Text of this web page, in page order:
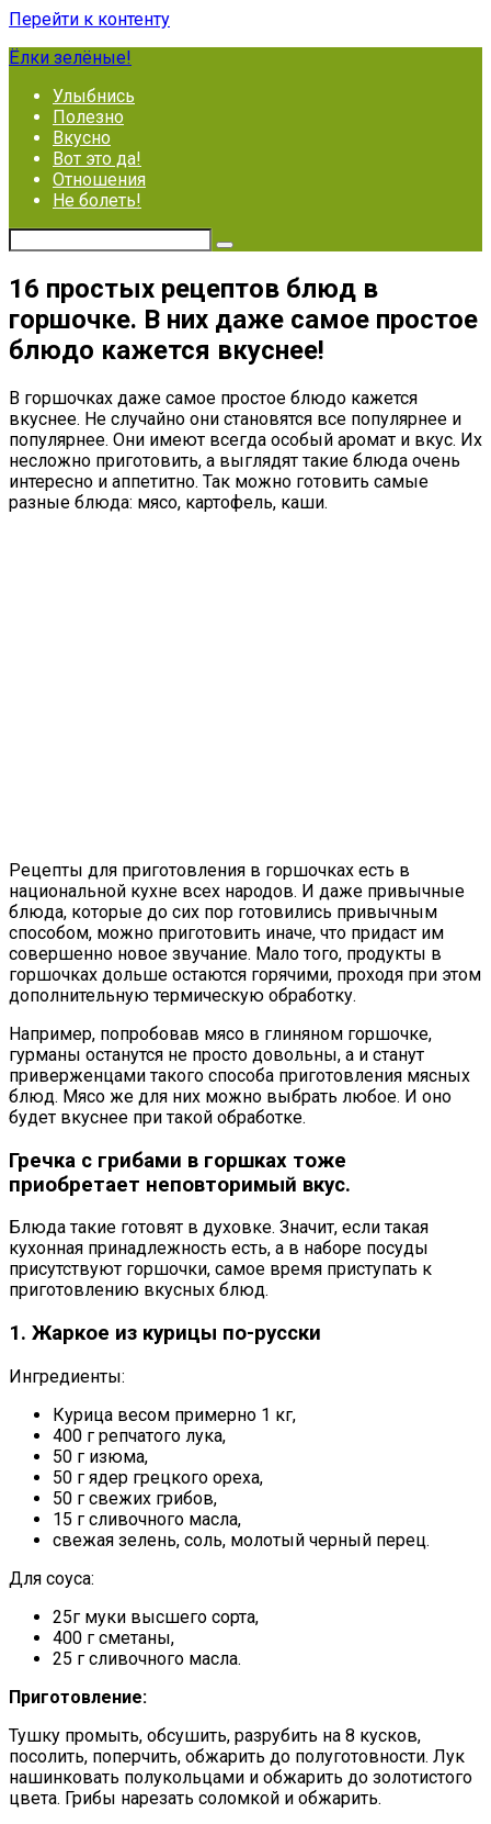
Перейти к контенту
Ёлки зелёные!
Улыбнись
Полезно
Вкусно
Вот это да!
Отношения
Не болеть!
16 простых рецептов блюд в
горшочке. В них даже самое простое
блюдо кажется вкуснее!
В горшочках даже самое простое блюдо кажется
вкуснее. Не случайно они становятся все популярнее и
популярнее. Они имеют всегда особый аромат и вкус. Их
несложно приготовить, а выглядят такие блюда очень
интересно и аппетитно. Так можно готовить самые
разные блюда: мясо, картофель, каши.
Рецепты для приготовления в горшочках есть в
национальной кухне всех народов. И даже привычные
блюда, которые до сих пор готовились привычным
способом, можно приготовить иначе, что придаст им
совершенно новое звучание. Мало того, продукты в
горшочках дольше остаются горячими, проходя при этом
дополнительную термическую обработку.
Например, попробовав мясо в глиняном горшочке,
гурманы останутся не просто довольны, а и станут
приверженцами такого способа приготовления мясных
блюд. Мясо же для них можно выбрать любое. И оно
будет вкуснее при такой обработке.
Гречка с грибами в горшках тоже
приобретает неповторимый вкус.
Блюда такие готовят в духовке. Значит, если такая
кухонная принадлежность есть, а в наборе посуды
присутствуют горшочки, самое время приступать к
приготовлению вкусных блюд.
1. Жаркое из курицы по-русски
Ингредиенты:
Курица весом примерно 1 кг,
400 г репчатого лука,
50 г изюма,
50 г ядер грецкого ореха,
50 г свежих грибов,
15 г сливочного масла,
свежая зелень, соль, молотый черный перец.
Для соуса:
25г муки высшего сорта,
400 г сметаны,
25 г сливочного масла.
Приготовление:
Тушку промыть, обсушить, разрубить на 8 кусков,
посолить, поперчить, обжарить до полуготовности. Лук
нашинковать полукольцами и обжарить до золотистого
цвета. Грибы нарезать соломкой и обжарить.